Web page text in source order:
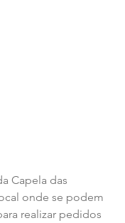
onde se podem
realizar pedidos